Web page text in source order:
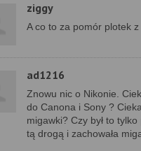
ziggy
A co to za pomór plotek
ad1216
Znowu nic o Nikonie.
do Canona i Sony ?
migawki? Czy był to
tą drogą i zachowała